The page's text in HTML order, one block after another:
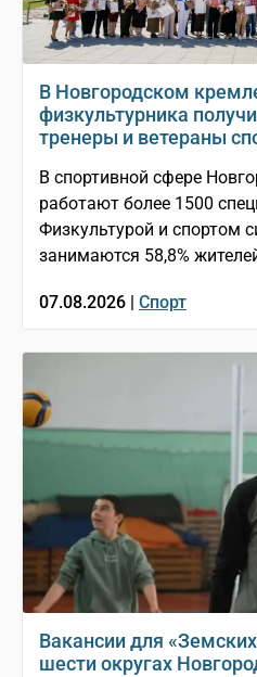
В Новгородском
физкультурника
тренеры и ветераны
В спортивной сфере
работают более 1500
Физкультурой и спортом
занимаются 58,8%
07.08.2026 | Спорт
Вакансии для
шести округах